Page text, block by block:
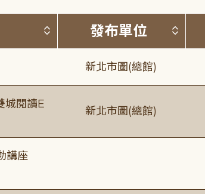
按標題排序 (升降冪)
發布單位 按
新北市圖(總館)
城閱讀E
新北市圖(總館)
講座